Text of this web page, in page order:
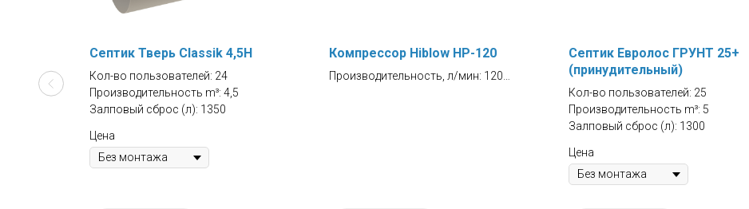
Септик Тверь Classik 4,5Н
Кол-во пользователей: 24
Производительность m³: 4,5
Залповый сброс (л): 1350
Цена
Компрессор Hiblow HP-120
Производительность, л/мин: 120
Септик Евролос ГРУНТ 25+
(принудительный)
Кол-во пользователей: 25
Производительность m³: 5
Залповый сброс (л): 1300
Цена